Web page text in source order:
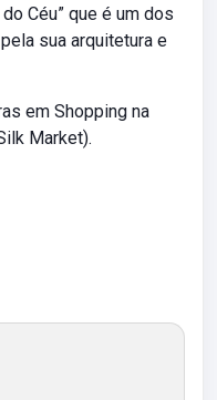
Céu” que é um dos
sua arquitetura e
em Shopping na
Market).